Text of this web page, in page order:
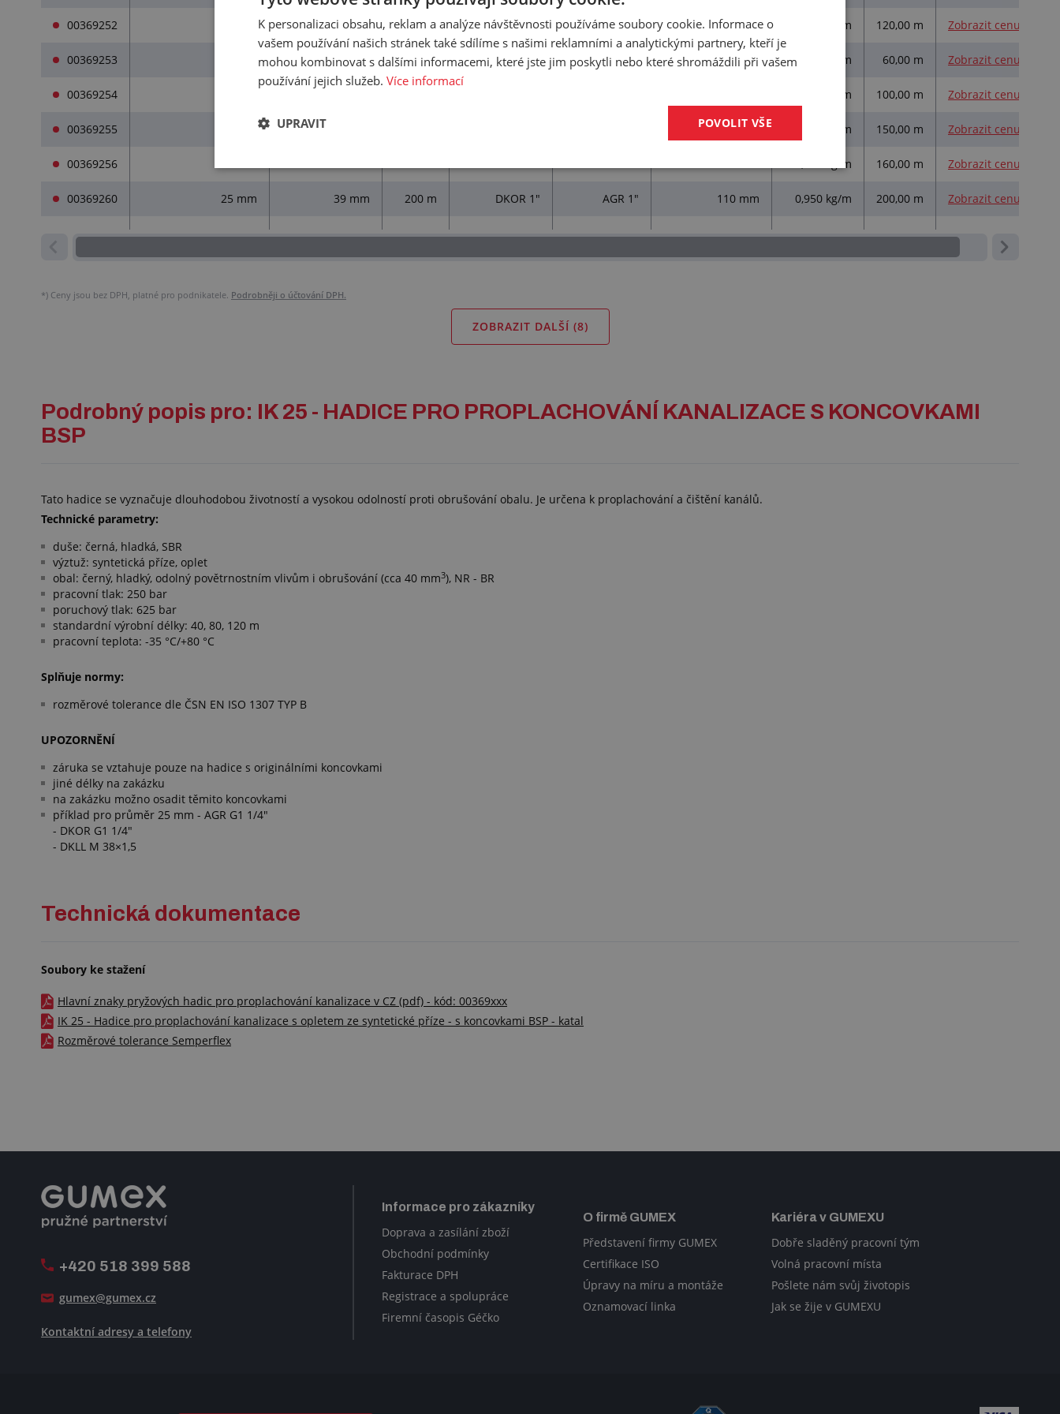
00369252 39 mm 120 m DKOR 1" AGR 1" 110 mm 0,950 kg/m 120,00 m Zobrazit cenu
00369253 39 mm 60 m DKOR 1" AGR 1" 110 mm 0,950 kg/m 60,00 m Zobrazit cenu
00369254 0,950 kg/m 100,00 m Zobrazit cenu
00369255 110 mm 0,950 kg/m 150,00 m Zobrazit cenu
00369256 0,950 kg/m 160,00 m Zobrazit cenu
00369260 25 mm 39 mm 200 m DKOR 1" AGR 1" 110 mm 0,950 kg/m 200,00 m Zobrazit cenu
*) Ceny jsou bez DPH, platné pro podnikatele. Podrobněji o účtování DPH.
ZOBRAZIT DALŠÍ (8)
Podrobný popis pro: IK 25 - HADICE PRO PROPLACHOVÁNÍ KANALIZACE S KONCOVKAMI
BSP
Tato hadice se vyznačuje dlouhodobou životností a vysokou odolností proti obrušování obalu. Je určena k proplachování a čištění kanálů.
Technické parametry:
duše: černá, hladká, SBR
výztuž: syntetická příze, oplet
obal: černý, hladký, odolný povětrnostním vlivům i obrušování (cca 40 mm3), NR - BR
pracovní tlak: 250 bar
poruchový tlak: 625 bar
standardní výrobní délky: 40, 80, 120 m
pracovní teplota: -35 °C/+80 °C
Splňuje normy:
rozměrové tolerance dle ČSN EN ISO 1307 TYP B
UPOZORNĚNÍ
záruka se vztahuje pouze na hadice s originálními koncovkami
jiné délky na zakázku
na zakázku možno osadit těmito koncovkami
příklad pro průměr 25 mm - AGR G1 1/4"
- DKOR G1 1/4"
- DKLL M 38×1,5
Technická dokumentace
Soubory ke stažení
Hlavní znaky pryžových hadic pro proplachování kanalizace v CZ (pdf) - kód: 00369xxx
IK 25 - Hadice pro proplachování kanalizace s opletem ze syntetické příze - s koncovkami BSP - katal
Rozměrové tolerance Semperflex
+420 518 399 588
gumex@gumex.cz
Kontaktní adresy a telefony
Informace pro zákazníky
Doprava a zasílání zboží
Obchodní podmínky
Fakturace DPH
Registrace a spolupráce
Firemní časopis Géčko
O firmě GUMEX
Představení firmy GUMEX
Certifikace ISO
Úpravy na míru a montáže
Oznamovací linka
Kariéra v GUMEXU
Dobře sladěný pracovní tým
Volná pracovní místa
Pošlete nám svůj životopis
Jak se žije v GUMEXU
K personalizaci obsahu, reklam a analýze návštěvnosti používáme soubory cookie. Informace o
vašem používání našich stránek také sdílíme s našimi reklamními a analytickými partnery, kteří je
mohou kombinovat s dalšími informacemi, které jste jim poskytli nebo které shromáždili při vašem
používání jejich služeb. Více informací
POVOLIT VŠE
UPRAVIT